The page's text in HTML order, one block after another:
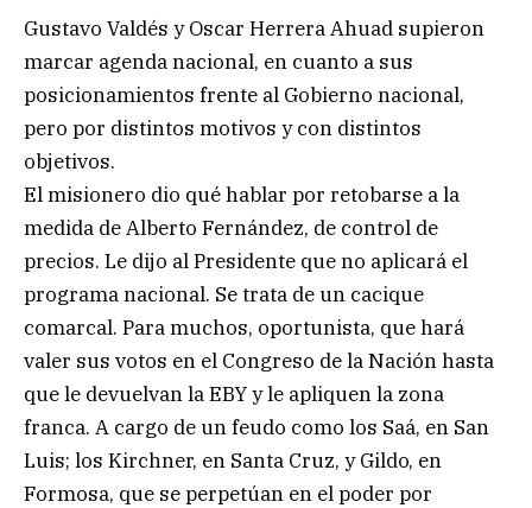
Gustavo Valdés y Oscar Herrera Ahuad supieron
marcar agenda nacional, en cuanto a sus
posicionamientos frente al Gobierno nacional,
pero por distintos motivos y con distintos
objetivos.
El misionero dio qué hablar por retobarse a la
medida de Alberto Fernández, de control de
precios. Le dijo al Presidente que no aplicará el
programa nacional. Se trata de un cacique
comarcal. Para muchos, oportunista, que hará
valer sus votos en el Congreso de la Nación hasta
que le devuelvan la EBY y le apliquen la zona
franca. A cargo de un feudo como los Saá, en San
Luis; los Kirchner, en Santa Cruz, y Gildo, en
Formosa, que se perpetúan en el poder por